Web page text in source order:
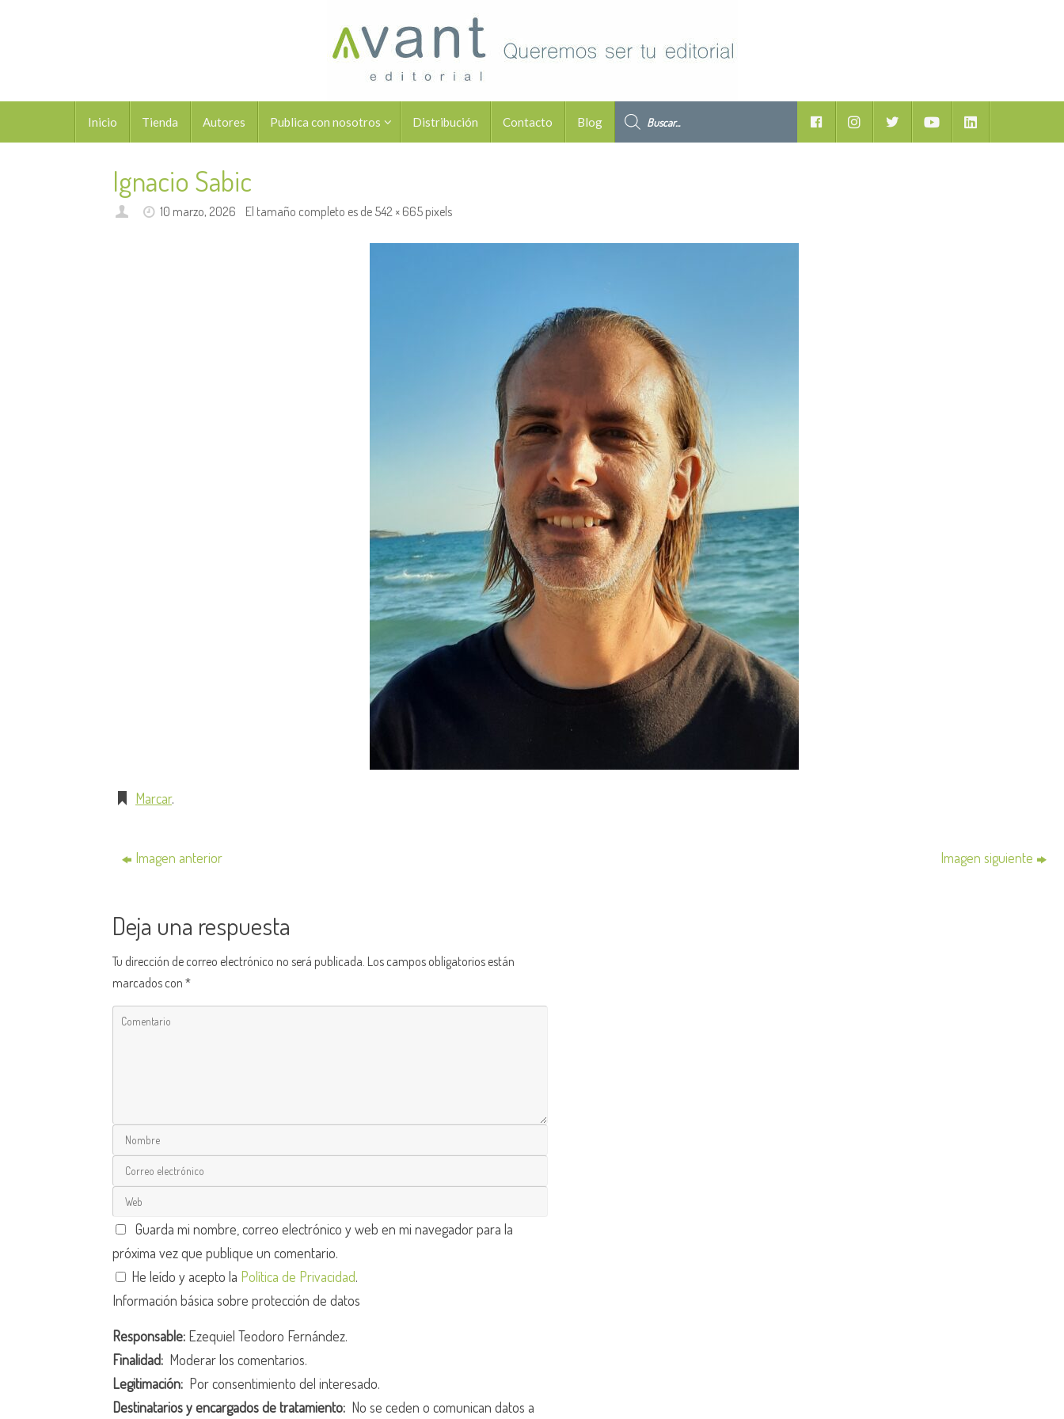
contenido
Inicio Tienda Autores Publica con nosotros Distribución Contacto Blog
Facebook YoutubeLinkedIn
Ignacio Sabic
10 marzo, 2026 El tamaño completo es de542 × 665pixels
Marcar.
Imagen anterior Imagen siguiente
Deja una respuesta
Tu dirección de correo electrónico no será publicada. Los campos obligatorios están
marcados con*
Guarda mi nombre, correo electrónico y web en mi navegador para la
próxima vez que publique un comentario.
He leído y acepto la Política de Privacidad.
Información básica sobre protección de datos
Responsable: Ezequiel Teodoro Fernández.
Finalidad: Moderar los comentarios.
Legitimación: Por consentimiento del interesado.
Destinatarios y encargados de tratamiento: No se ceden o comunican datos a